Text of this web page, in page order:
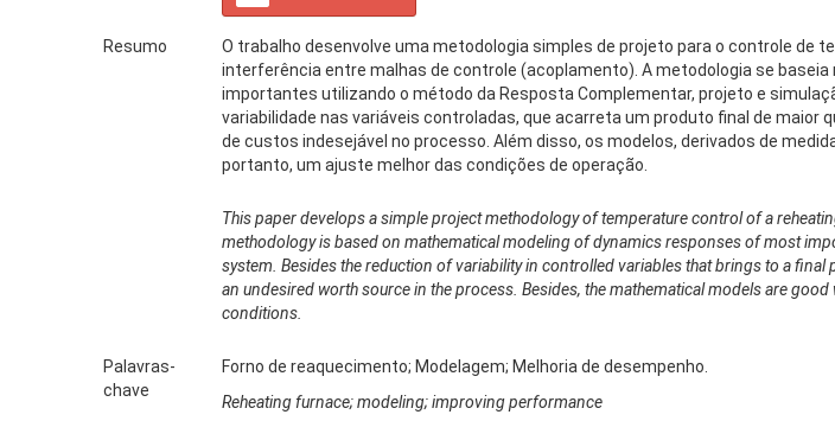
Resumo
O trabalho desenvolve uma metodologia simples de projeto para o controle
interferência entre malhas de controle (acoplamento). A metodologia se
importantes utilizando o método da Resposta Complementar, projeto e
variabilidade nas variáveis controladas, que acarreta um produto final de
de custos indesejável no processo. Além disso, os modelos, derivados de
portanto, um ajuste melhor das condições de operação.
This paper develops a simple project methodology of temperature control of a
methodology is based on mathematical modeling of dynamics responses of most
system. Besides the reduction of variability in controlled variables that brings to a
an undesired worth source in the process. Besides, the mathematical models are
conditions.
Palavras-
chave
Forno de reaquecimento; Modelagem; Melhoria de desempenho.
Reheating furnace; modeling; improving performance